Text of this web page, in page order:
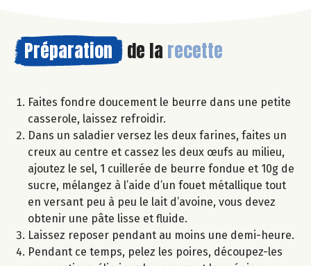
Préparation de la recette
Faites fondre doucement le beurre dans une petite
casserole, laissez refroidir.
Dans un saladier versez les deux farines, faites un
creux au centre et cassez les deux œufs au milieu,
ajoutez le sel, 1 cuillerée de beurre fondue et 10g de
sucre, mélangez à l’aide d’un fouet métallique tout
en versant peu à peu le lait d’avoine, vous devez
obtenir une pâte lisse et fluide.
Laissez reposer pendant au moins une demi-heure.
Pendant ce temps, pelez les poires, découpez-les